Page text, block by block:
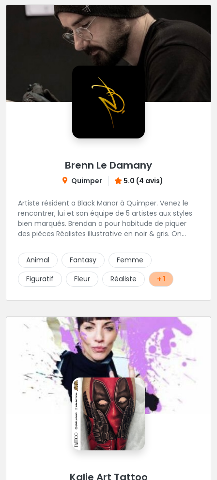
Brenn Le Damany
Quimper 5.0 (4 avis)
Artiste résident a Black Manor à Quimper. Venez le
rencontrer, lui et son équipe de 5 artistes aux styles
bien marqués. Brendan a pour habitude de piquer
des pièces Réalistes illustrative en noir & gris. On
de votre projet avec lui.
Animal Fantasy
Femme
Figuratif
Fleur Réaliste + 1
Kalie Art Tattoo